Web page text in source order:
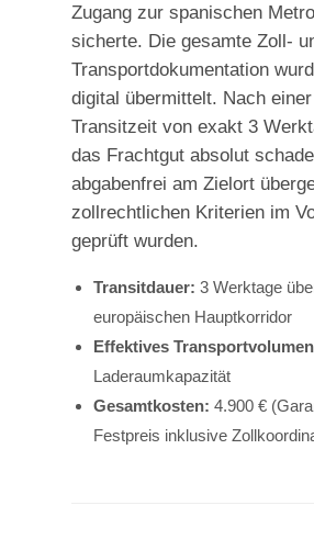
Zugang zur spanischen
sicherte. Die gesamte Zoll-
Transportdokumentation
digital übermittelt. Nach
Transitzeit von exakt 3
das Frachtgut absolut
abgabenfrei am Zielort
zollrechtlichen Kriterien im
geprüft wurden.
Transitdauer: 3 Werktage
europäischen Hauptkorridor
Effektives
Laderaumkapazität
Gesamtkosten: 4.900 €
Festpreis inklusive